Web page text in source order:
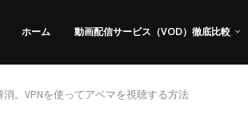
ホーム 動画配信サービス（VOD）徹底比較
。VPNを使ってアベマを視聴する方法